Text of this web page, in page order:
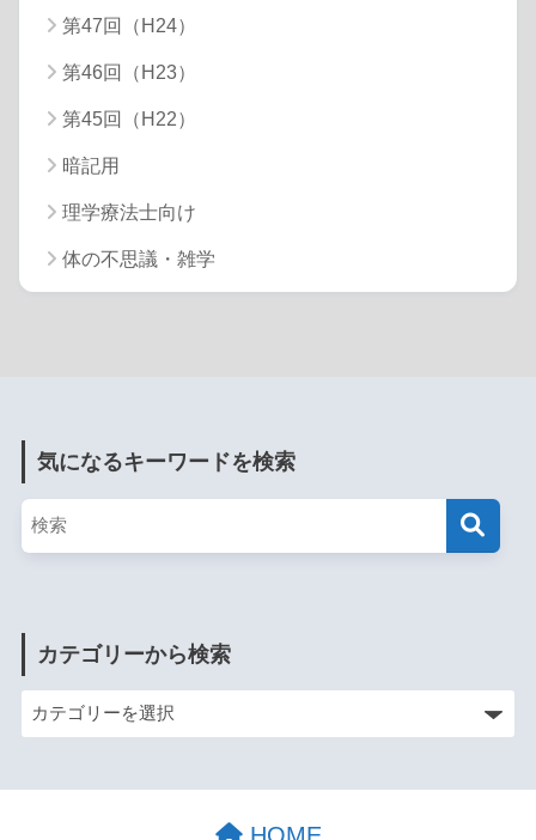
第47回（H24）
第46回（H23）
第45回（H22）
暗記用
理学療法士向け
体の不思議・雑学
気になるキーワードを検索
カテゴリーから検索